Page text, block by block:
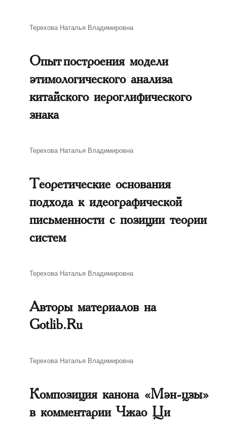
Автор
Терехова Наталья Владимировна
Опыт построения модели
этимологического анализа
китайского иероглифического
знака
Автор
Терехова Наталья Владимировна
Теоретические основания
подхода к идеографической
письменности с позиции теории
систем
Автор
Терехова Наталья Владимировна
Авторы материалов на
Gotlib.Ru
Автор
Терехова Наталья Владимировна
Композиция канона «Мэн-цзы»
в комментарии Чжао Ци